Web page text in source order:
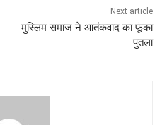
Next article
मुस्लिम समाज ने आतंकवाद का फूंका
पुतला